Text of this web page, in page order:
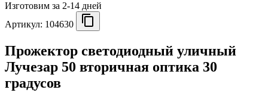
Изготовим за 2-14 дней
Артикул: 104630
Прожектор светодиодный уличный
Лучезар 50 вторичная оптика 30
градусов